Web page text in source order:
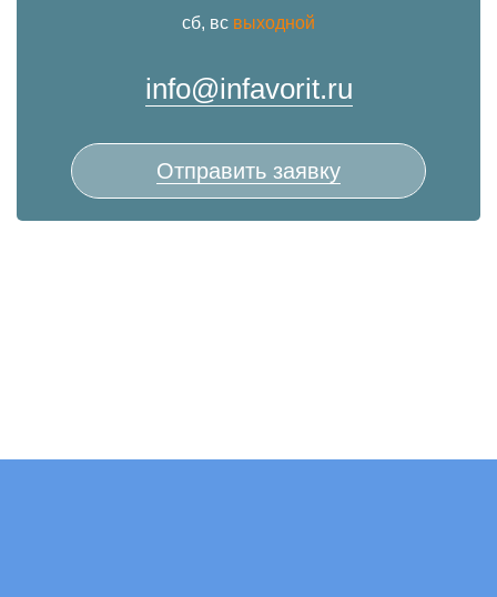
сб, вс выходной
info@infavorit.ru
Отправить заявку